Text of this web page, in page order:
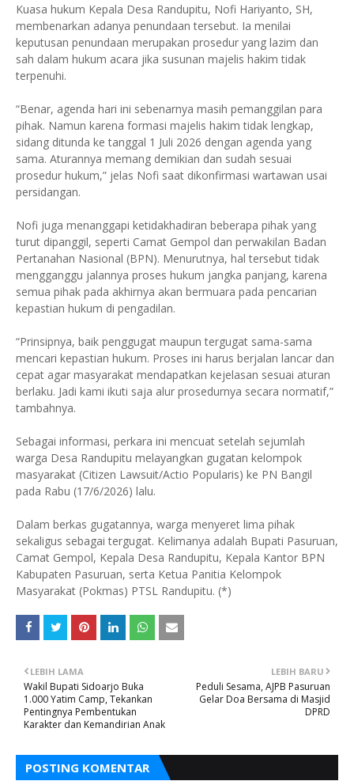
Kuasa hukum Kepala Desa Randupitu, Nofi Hariyanto, SH,
membenarkan adanya penundaan tersebut. Ia menilai
keputusan penundaan merupakan prosedur yang lazim dan
sah dalam hukum acara jika susunan majelis hakim tidak
terpenuhi.
“Benar, agenda hari ini sebenarnya masih pemanggilan para
pihak. Namun karena formasi majelis hakim tidak lengkap,
sidang ditunda ke tanggal 1 Juli 2026 dengan agenda yang
sama. Aturannya memang demikian dan sudah sesuai
prosedur hukum,” jelas Nofi saat dikonfirmasi wartawan usai
persidangan.
Nofi juga menanggapi ketidakhadiran beberapa pihak yang
turut dipanggil, seperti Camat Gempol dan perwakilan Badan
Pertanahan Nasional (BPN). Menurutnya, hal tersebut tidak
mengganggu jalannya proses hukum jangka panjang, karena
semua pihak pada akhirnya akan bermuara pada pencarian
kepastian hukum di pengadilan.
“Prinsipnya, baik penggugat maupun tergugat sama-sama
mencari kepastian hukum. Proses ini harus berjalan lancar dan
cepat agar masyarakat mendapatkan kejelasan sesuai aturan
berlaku. Jadi kami ikuti saja alur prosedurnya secara normatif,”
tambahnya.
Sebagai informasi, perkara ini mencuat setelah sejumlah
warga Desa Randupitu melayangkan gugatan kelompok
masyarakat (Citizen Lawsuit/Actio Popularis) ke PN Bangil
pada Rabu (17/6/2026) lalu.
Dalam berkas gugatannya, warga menyeret lima pihak
sekaligus sebagai tergugat. Kelimanya adalah Bupati Pasuruan,
Camat Gempol, Kepala Desa Randupitu, Kepala Kantor BPN
Kabupaten Pasuruan, serta Ketua Panitia Kelompok
Masyarakat (Pokmas) PTSL Randupitu. (*)
LEBIH BARU
Peduli Sesama, AJPB Pasuruan
Gelar Doa Bersama di Masjid
DPRD
LEBIH LAMA
Wakil Bupati Sidoarjo Buka
1.000 Yatim Camp, Tekankan
Pentingnya Pembentukan
Karakter dan Kemandirian Anak
POSTING KOMENTAR